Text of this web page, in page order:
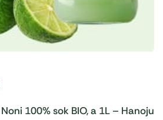
Noni 100% sok BIO, a 1L – Hanoju